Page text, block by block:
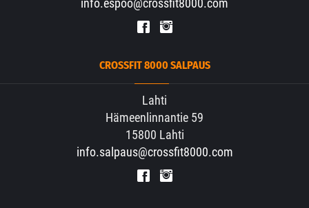
info.espoo@crossfit8000.com
CROSSFIT 8000 SALPAUS
Lahti
Hämeenlinnantie 59
15800 Lahti
info.salpaus@crossfit8000.com